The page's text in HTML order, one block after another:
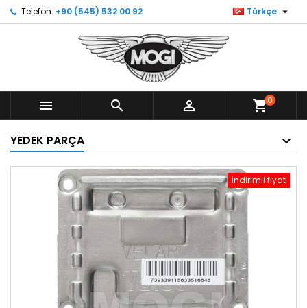
Telefon: +90 (545) 532 00 92 Türkçe 
   shopping_cart0
YEDEK PARÇA
İndirimli fiyat